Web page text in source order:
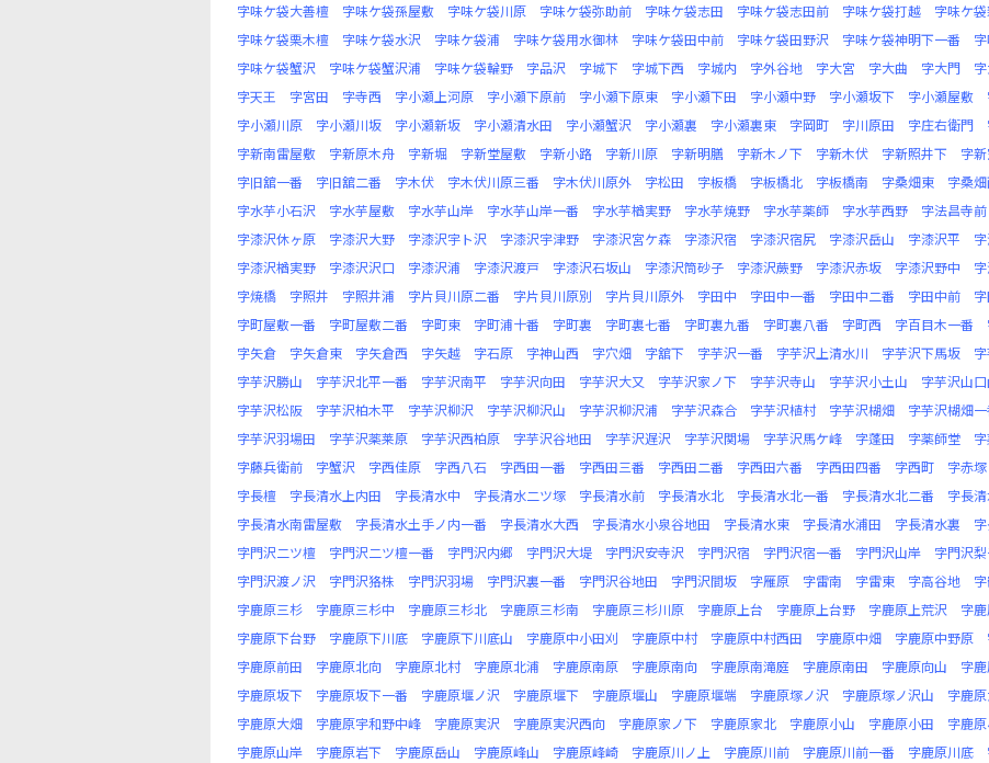
字味ケ袋大善檀
字味ケ袋孫屋敷 字味ケ袋川原 字味ケ袋弥助前 字味ケ袋志田 字味ケ袋志田前 字味ケ袋打越 字味ケ
字味ケ袋栗木檀
字味ケ袋水沢 字味ケ袋浦 字味ケ袋用水御林 字味ケ袋田中前 字味ケ袋田野沢 字味ケ袋神明下一番
字味ケ袋蟹沢
字味ケ袋蟹沢浦 字味ケ袋輪野 字品沢 字城下 字城下西 字城内 字外谷地 字大宮 字大曲 字大門
字天王
字宮田 字寺西 字小瀬上河原 字小瀬下原前 字小瀬下原東 字小瀬下田 字小瀬中野 字小瀬坂下 字小瀬屋敷
字小瀬川原
字小瀬川坂 字小瀬新坂 字小瀬清水田 字小瀬蟹沢 字小瀬裏 字小瀬裏東 字岡町 字川原田 字庄右衛門
字新南雷屋敷
字新原木舟 字新堀 字新堂屋敷 字新小路 字新川原 字新明膳 字新木ノ下 字新木伏 字新照井下 字
字旧舘一番
字旧舘二番 字木伏 字木伏川原三番 字木伏川原外 字松田 字板橋 字板橋北 字板橋南 字桑畑東 字桑
字水芋小石沢
字水芋屋敷 字水芋山岸 字水芋山岸一番 字水芋楢実野 字水芋焼野 字水芋薬師 字水芋西野 字法昌寺前
字漆沢休ヶ原
字漆沢大野 字漆沢宇ト沢 字漆沢宇津野 字漆沢宮ケ森 字漆沢宿 字漆沢宿尻 字漆沢岳山 字漆沢平
字漆沢楢実野
字漆沢沢口 字漆沢浦 字漆沢渡戸 字漆沢石坂山 字漆沢筒砂子 字漆沢蕨野 字漆沢赤坂 字漆沢野中
字焼橋
字照井 字照井浦 字片貝川原二番 字片貝川原別 字片貝川原外 字田中 字田中一番 字田中二番 字田中前
字町屋敷一番
字町屋敷二番 字町東 字町浦十番 字町裏 字町裏七番 字町裏九番 字町裏八番 字町西 字百目木一番
字矢倉
字矢倉東 字矢倉西 字矢越 字石原 字神山西 字穴畑 字舘下 字芋沢一番 字芋沢上清水川 字芋沢下馬坂
字芋沢勝山
字芋沢北平一番 字芋沢南平 字芋沢向田 字芋沢大又 字芋沢家ノ下 字芋沢寺山 字芋沢小土山 字芋沢山
字芋沢松阪
字芋沢柏木平 字芋沢柳沢 字芋沢柳沢山 字芋沢柳沢浦 字芋沢森合 字芋沢植村 字芋沢楜畑 字芋沢楜畑一
字芋沢羽場田
字芋沢薬莱原 字芋沢西柏原 字芋沢谷地田 字芋沢遅沢 字芋沢関場 字芋沢馬ケ峰 字蓬田 字薬師堂
字藤兵衛前
字蟹沢 字西佳原 字西八石 字西田一番 字西田三番 字西田二番 字西田六番 字西田四番 字西町 字赤塚
字長檀
字長清水上内田 字長清水中 字長清水二ツ塚 字長清水前 字長清水北 字長清水北一番 字長清水北二番 字長
字長清水南雷屋敷
字長清水土手ノ内一番 字長清水大西 字長清水小泉谷地田 字長清水東 字長清水浦田 字長清水裏
字門沢二ツ檀
字門沢二ツ檀一番 字門沢内郷 字門沢大堤 字門沢安寺沢 字門沢宿 字門沢宿一番 字門沢山岸 字門沢
字門沢渡ノ沢
字門沢狢株 字門沢羽場 字門沢裏一番 字門沢谷地田 字門沢間坂 字雁原 字雷南 字雷東 字高谷地
字鹿原三杉
字鹿原三杉中 字鹿原三杉北 字鹿原三杉南 字鹿原三杉川原 字鹿原上台 字鹿原上台野 字鹿原上荒沢 字
字鹿原下台野
字鹿原下川底 字鹿原下川底山 字鹿原中小田刈 字鹿原中村 字鹿原中村西田 字鹿原中畑 字鹿原中野原
字鹿原前田
字鹿原北向 字鹿原北村 字鹿原北浦 字鹿原南原 字鹿原南向 字鹿原南滝庭 字鹿原南田 字鹿原向山 字
字鹿原坂下
字鹿原坂下一番 字鹿原堰ノ沢 字鹿原堰下 字鹿原堰山 字鹿原堰端 字鹿原塚ノ沢 字鹿原塚ノ沢山 字鹿
字鹿原大畑
字鹿原宇和野中峰 字鹿原実沢 字鹿原実沢西向 字鹿原家ノ下 字鹿原家北 字鹿原小山 字鹿原小田 字鹿
字鹿原山岸
字鹿原岩下 字鹿原岳山 字鹿原峰山 字鹿原峰崎 字鹿原川ノ上 字鹿原川前 字鹿原川前一番 字鹿原川底